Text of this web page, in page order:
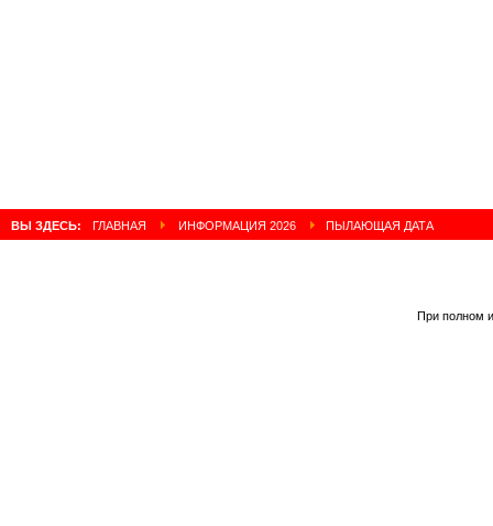
ВЫ ЗДЕСЬ: ГЛАВНАЯ ИНФОРМАЦИЯ 2026 ПЫЛАЮЩАЯ ДАТА
При полном